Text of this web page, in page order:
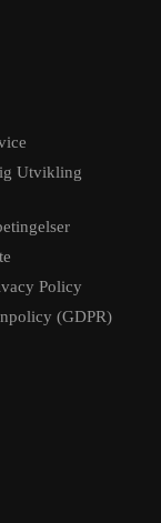
Utvikling
Policy
(GDPR)